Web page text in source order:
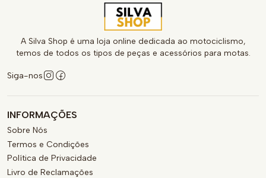
A Silva Shop é uma loja online dedicada ao motociclismo,
temos de todos os tipos de peças e acessórios para motas.
Siga-nos
INFORMAÇÕES
Sobre Nós
Termos e Condições
Política de Privacidade
Livro de Reclamações